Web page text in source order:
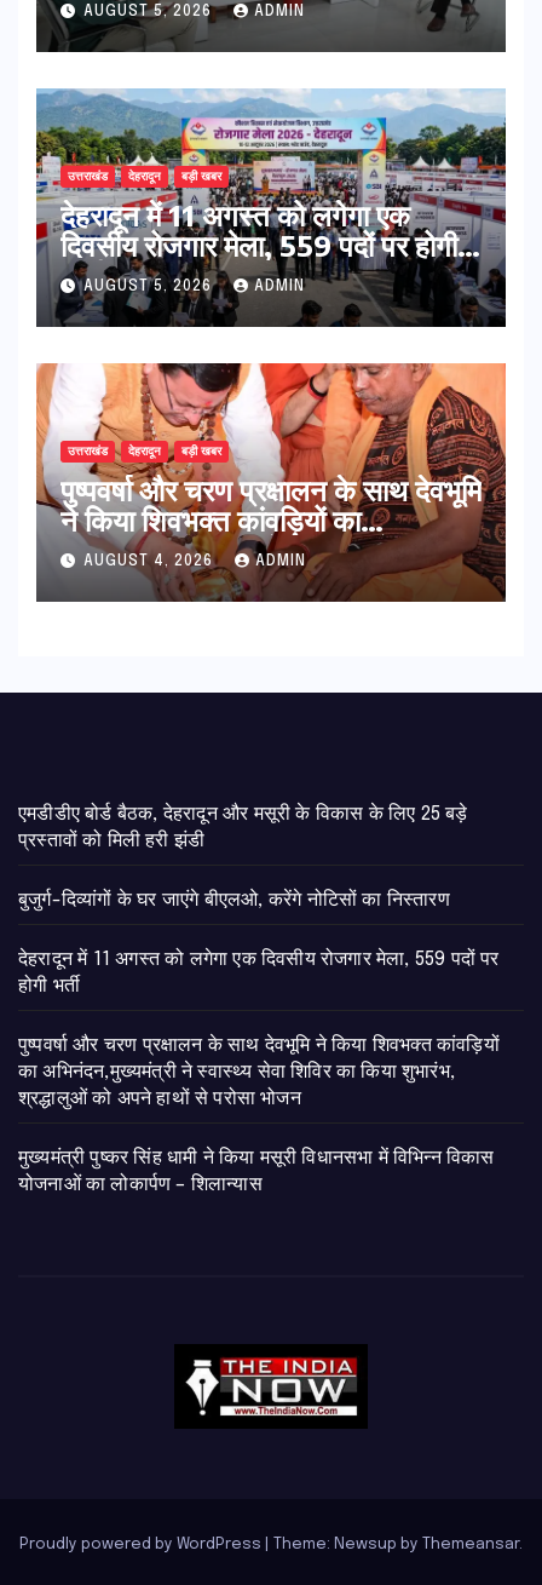
AUGUST 5, 2026 ADMIN
उत्तराखंड देहरादून बड़ी खबर
​देहरादून में 11 अगस्त को लगेगा एक
दिवसीय रोजगार मेला, 559 पदों पर होगी
भर्तीAUGUST 5, 2026 ADMIN
उत्तराखंड देहरादून बड़ी खबर
पुष्पवर्षा और चरण प्रक्षालन के साथ देवभूमि
ने किया शिवभक्त कांवड़ियों का
अभिनंदन,मुख्यमंत्री ने स्वास्थ्य सेवा शिविर
का किया शुभारंभ, श्रद्धालुओं को अपने
हाथों से परोसा भोजन
AUGUST 4, 2026 ADMIN
एमडीडीए बोर्ड बैठक, देहरादून और मसूरी के विकास के लिए 25 बड़े
प्रस्तावों को मिली हरी झंडी
बुजुर्ग-दिव्यांगों के घर जाएंगे बीएलओ, करेंगे नोटिसों का निस्तारण
​देहरादून में 11 अगस्त को लगेगा एक दिवसीय रोजगार मेला, 559 पदों पर
होगी भर्ती
पुष्पवर्षा और चरण प्रक्षालन के साथ देवभूमि ने किया शिवभक्त कांवड़ियों
का अभिनंदन,मुख्यमंत्री ने स्वास्थ्य सेवा शिविर का किया शुभारंभ,
श्रद्धालुओं को अपने हाथों से परोसा भोजन
मुख्यमंत्री पुष्कर सिंह धामी ने किया मसूरी विधानसभा में विभिन्न विकास
योजनाओं का लोकार्पण – शिलान्यास
Proudly powered by WordPress Theme: Newsup by Themeansar.